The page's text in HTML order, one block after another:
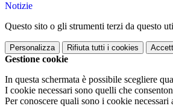
Notizie
Questo sito o gli strumenti terzi da questo
Personalizza Rifiuta tutti i cookies
Gestione cookie
In questa schermata è possibile scegliere
I cookie necessari sono quelli che
Per conoscere quali sono i cookie